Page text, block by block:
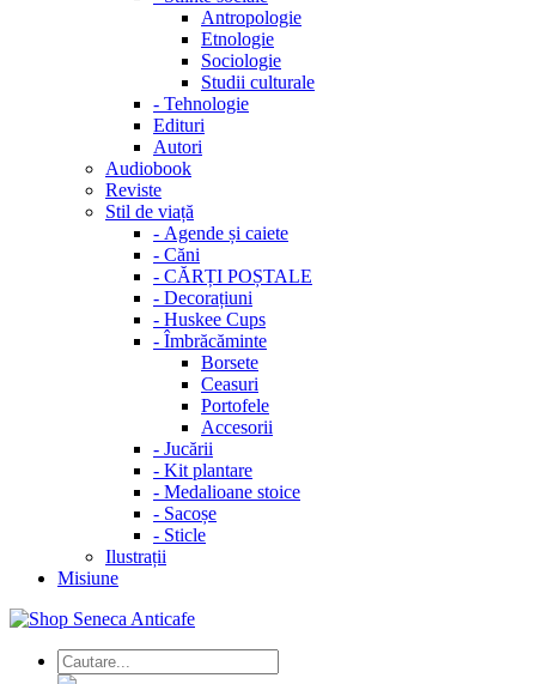
Antropologie
Etnologie
Sociologie
Studii culturale
- Tehnologie
Edituri
Autori
Audiobook
Reviste
Stil de viață
- Agende și caiete
- Căni
- CĂRȚI POȘTALE
- Decorațiuni
- Huskee Cups
- Îmbrăcăminte
Borsete
Ceasuri
Portofele
Accesorii
- Jucării
- Kit plantare
- Medalioane stoice
- Sacoșe
- Sticle
Ilustrații
Misiune